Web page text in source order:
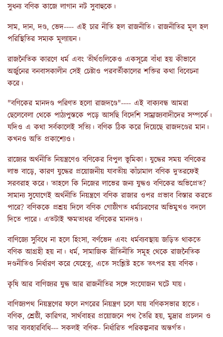
সুধন্য বণিক কাজে লাগান নট সুবাহুকে।
সাম, দান, দণ্ড, ভেদ---- এই চার নীতি হল রাজনীতি। রাজনীতির মূল হল
পরিস্থিতির সম্যক মূল্যায়ন।
রাজনৈতিক কারণে ধর্ম এবং তীর্থগুলিকেও একসূত্রে বাঁধা হয় কীভাবে
অর্জুনের বনবাসকালীন সেই চেষ্টাও পরবর্তীকালের শক্তির কথা বিবেচনা
করে।
"বণিকের মানদণ্ড পরিণত হলো রাজদণ্ডে"---- এই বাক্যবন্ধ আমরা
ছেলেবেলা থেকে পাঠ্যপুস্তকে পড়ে আসছি বিদেশি সাম্রাজ্যবাদীদের সম্পর্কে।
যদিও এ কথা সর্বকালেই সত্যি। বণিক ঠিক করে দিয়েছে রাজদণ্ডের মান।
কখনও অতি প্রকাশ্যেও।
রাজ্যের অর্থনীতি নিয়ন্ত্রণেও বণিকের বিপুল ভূমিকা। যুদ্ধের সময় বণিকের
লাভ বাড়ে, কারণ যুদ্ধের প্রয়োজনীয় যাবতীয় কাঁচামাল বণিক দুতরফেই
সরবরাহ করে। তাহলে কি নিজের লাভের জন্য যুদ্ধও বণিকের অভিপ্রেত?
সামান্য সুযোগেই অর্থনীতি নিয়ন্ত্রণে বণিক রাজার ওপর প্রভাব বিস্তার করতে
পারে? বণিককে প্রশ্রয় দিলে বণিক গোষ্ঠীগত ধর্মাচরণের অভিমুখও বদলে
দিতে পারে। এতটাই ক্ষমতাধর বণিকের মানদণ্ড।
বাণিজ্যে সুবিধে না হলে হিংসা, বর্ণভেদ এবং ধর্মব্যবস্থায় জড়িত থাকতে
বণিক আগ্রহী হয় না। ধর্ম, সামাজিক রীতিনীতি সমূহ থেকে রাজনৈতিক
দণ্ডনীতিও নির্ধারণ করে যেহেতু, এতে সংশ্লিষ্ট হতে তৎপর হয় বণিক।
কৃষি আর বাণিজ্যর যুদ্ধ আর রাজনীতির সঙ্গে সংযোজন ঘটে যায়।
বাণিজ্যপথ নিয়ন্ত্রণের ফলে নগরের নিয়ন্ত্রণ চলে যায় বণিকসভার হাতে।
বণিক, শ্রেষ্ঠী, কারিগর, সার্থবাহর প্রয়োজনে পথ তৈরি হয়, মুদ্রার প্রচলন ও
তার ব্যবহারবিধি--- সকলই বণিক- নির্ধারিত পরিকল্পনার অন্তর্গত।